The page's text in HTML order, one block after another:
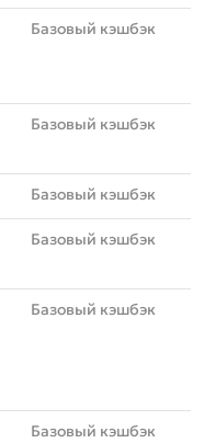
Базовый кэшбэк
Базовый кэшбэк
Базовый кэшбэк
Базовый кэшбэк
Базовый кэшбэк
Базовый кэшбэк